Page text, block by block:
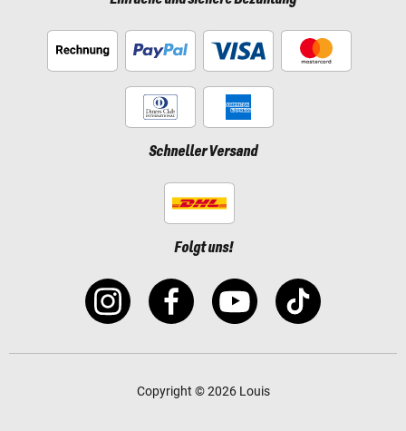
Schneller Versand
Folgt uns!
Copyright © 2026 Louis